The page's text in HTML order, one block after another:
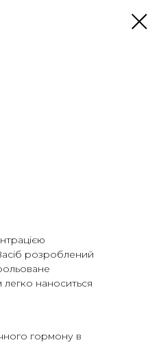
розроблений
наноситься
гормону в